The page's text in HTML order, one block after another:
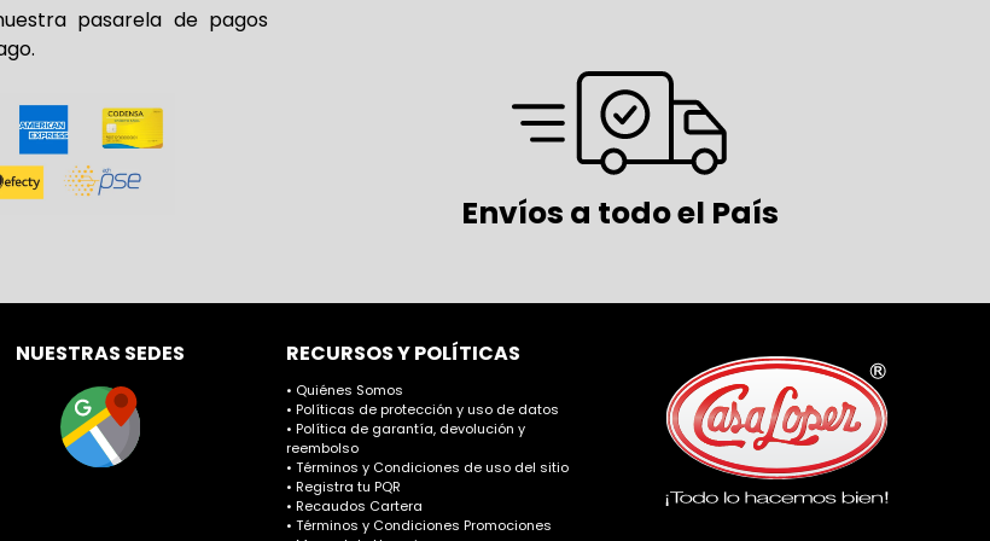
pasarela de pagos
Envíos a todo el País
NUESTRAS SEDES RECURSOS Y POLÍTICAS
• Quiénes Somos
• Políticas de protección y uso de datos
• Política de garantía, devolución y
reembolso
• Términos y Condiciones de uso del sitio
• Registra tu PQR
• Recaudos Cartera
• Términos y Condiciones Promociones